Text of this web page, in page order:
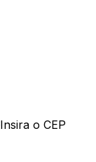
Insira o CEP